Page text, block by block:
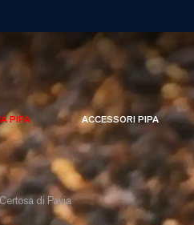
PIPA ACCESSORI PIPA
Certosa di Pavia